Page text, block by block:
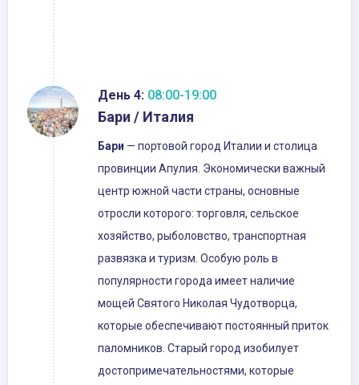
День 4: 08:00-19:00
Бари / Италия
Бари — портовой город Италии и столица
провинции Апулия. Экономически важный
центр южной части страны, основные
отросли которого: торговля, сельское
хозяйство, рыболовство, транспортная
развязка и туризм. Особую роль в
популярности города имеет наличие
мощей Святого Николая Чудотворца,
которые обеспечивают постоянный приток
паломников. Старый город изобилует
достопримечательностями, которые